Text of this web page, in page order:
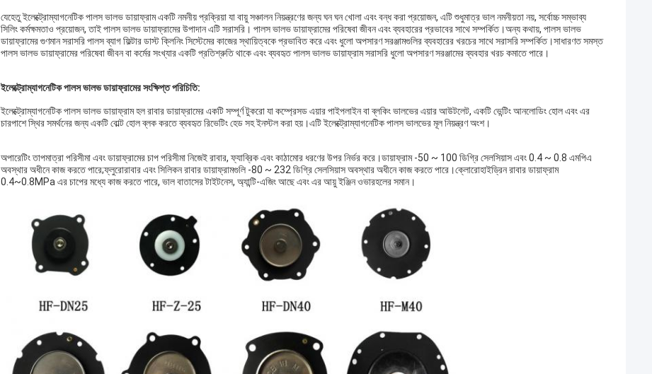
যেহেতু ইলেক্ট্রোম্যাগনেটিক পালস ভালভ ডায়াফ্রাম একটি নমনীয় প্রক্রিয়া যা বায়ু সঞ্চালন নিয়ন্ত্রণের জন্য ঘন ঘন খোলা এবং বন্ধ করা প্রয়োজন, এটি শুধুমাত্র ভাল নমনীয়তা নয়, সর্বোচ্চ সম্ভাব্য
সিলিং কর্মক্ষমতাও প্রয়োজন, তাই পালস ভালভ ডায়াফ্রামের উপাদান এটি সরাসরি। পালস ভালভ ডায়াফ্রামের পরিষেবা জীবন এবং ব্যবহারের প্রভাবের সাথে সম্পর্কিত।অন্য কথায়, পালস ভালভ
ডায়াফ্রামের গুণমান সরাসরি পালস ব্যাগ ফিল্টার ডাস্ট ক্লিনিং সিস্টেমের কাজের স্থায়িত্বকে প্রভাবিত করে এবং ধুলো অপসারণ সরঞ্জামগুলির ব্যবহারের খরচের সাথে সরাসরি সম্পর্কিত।সাধারণত সমস্ত
পালস ভালভ ডায়াফ্রামের পরিষেবা জীবন বা কর্মের সংখ্যার একটি প্রতিশ্রুতি থাকে এবং ব্যবহৃত পালস ভালভ ডায়াফ্রাম সরাসরি ধুলো অপসারণ সরঞ্জামের ব্যবহার খরচ কমাতে পারে।
ইলেক্ট্রোম্যাগনেটিক পালস ভালভ ডায়াফ্রামের সংক্ষিপ্ত পরিচিতি:
ইলেক্ট্রোম্যাগনেটিক পালস ভালভ ডায়াফ্রাম হল রাবার ডায়াফ্রামের একটি সম্পূর্ণ টুকরো যা কম্প্রেসড এয়ার পাইপলাইন বা ব্লকিং ভালভের এয়ার আউটলেট, একটি ভেন্টিং আনলোডিং হোল এবং এর
চারপাশে স্থির সমর্থনের জন্য একটি বোল্ট হোল ব্লক করতে ব্যবহৃত রিভেটিং হেড সহ ইনস্টল করা হয়।এটি ইলেক্ট্রোম্যাগনেটিক পালস ভালভের মূল নিয়ন্ত্রণ অংশ।
অপারেটিং তাপমাত্রা পরিসীমা এবং ডায়াফ্রামের চাপ পরিসীমা নিজেই রাবার, ফ্যাব্রিক এবং কাঠামোর ধরণের উপর নির্ভর করে।ডায়াফ্রাম -50 ~ 100 ডিগ্রি সেলসিয়াস এবং 0.4 ~ 0.8 এমপিএ
অবস্থার অধীনে কাজ করতে পারে;ফ্লুরোরাবার এবং সিলিকন রাবার ডায়াফ্রামগুলি -80 ~ 232 ডিগ্রি সেলসিয়াস অবস্থার অধীনে কাজ করতে পারে।ক্লোরোহাইড্রিন রাবার ডায়াফ্রাম
0.4~0.8MPa এর চাপের মধ্যে কাজ করতে পারে, ভাল বাতাসের টাইটনেস, অ্যান্টি-এজিং আছে এবং এর আয়ু ইঞ্জিন ওভারহলের সমান।